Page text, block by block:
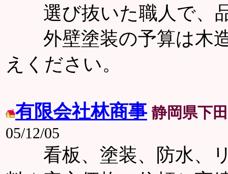
選び抜いた職人で、品
外壁塗装の予算は木造
えください。
有限会社林商事 静岡県下
05/12/05
看板、塗装、防水、リ